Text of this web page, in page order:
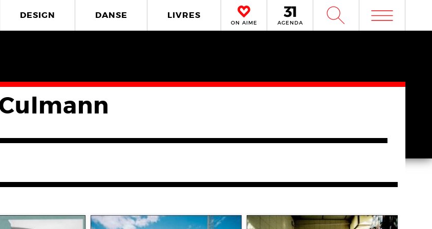
DESIGN DANSE LIVRES
ON AIME AGENDA W m